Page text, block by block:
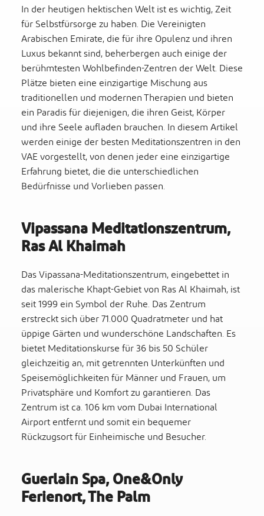
In der heutigen hektischen Welt ist es wichtig, Zeit
für Selbstfürsorge zu haben. Die Vereinigten
Arabischen Emirate, die für ihre Opulenz und ihren
Luxus bekannt sind, beherbergen auch einige der
berühmtesten Wohlbefinden-Zentren der Welt. Diese
Plätze bieten eine einzigartige Mischung aus
traditionellen und modernen Therapien und bieten
ein Paradis für diejenigen, die ihren Geist, Körper
und ihre Seele aufladen brauchen. In diesem Artikel
werden einige der besten Meditationszentren in den
VAE vorgestellt, von denen jeder eine einzigartige
Erfahrung bietet, die die unterschiedlichen
Bedürfnisse und Vorlieben passen.
Vipassana Meditationszentrum,
Ras Al Khaimah
Das Vipassana-Meditationszentrum, eingebettet in
das malerische Khapt-Gebiet von Ras Al Khaimah, ist
seit 1999 ein Symbol der Ruhe. Das Zentrum
erstreckt sich über 71.000 Quadratmeter und hat
üppige Gärten und wunderschöne Landschaften. Es
bietet Meditationskurse für 36 bis 50 Schüler
gleichzeitig an, mit getrennten Unterkünften und
Speisemöglichkeiten für Männer und Frauen, um
Privatsphäre und Komfort zu garantieren. Das
Zentrum ist ca. 106 km vom Dubai International
Airport entfernt und somit ein bequemer
Rückzugsort für Einheimische und Besucher.
Guerlain Spa, One&Only
Ferienort, The Palm